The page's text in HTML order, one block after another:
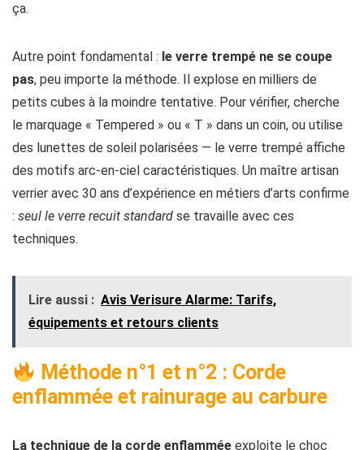
ça.
Autre point fondamental : le verre trempé ne se coupe
pas, peu importe la méthode. Il explose en milliers de
petits cubes à la moindre tentative. Pour vérifier, cherche
le marquage « Tempered » ou « T » dans un coin, ou utilise
des lunettes de soleil polarisées — le verre trempé affiche
des motifs arc-en-ciel caractéristiques. Un maître artisan
verrier avec 30 ans d’expérience en métiers d’arts confirme
: seul le verre recuit standard se travaille avec ces
techniques.
Lire aussi : Avis Verisure Alarme: Tarifs,
équipements et retours clients
Méthode n°1 et n°2 : Corde
enflammée et rainurage au carbure
La technique de la corde enflammée exploite le choc